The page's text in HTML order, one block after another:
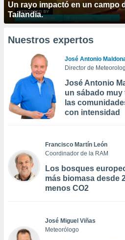
Un rayo impactó en un campo
Tailandia.
Nuestros expertos
José Antonio
Director de
José Antonio
un sábado
las
con intensidad
Francisco Martín León
Coordinador de la RAM
Los bosques
más biomasa desde
menos CO2
José Miguel Viñas
Meteorólogo